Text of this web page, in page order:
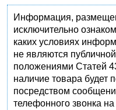
Информация,
исключительно
каких условиях
не являются
положениями Статей
наличие товара будет
посредством
телефонного звонка